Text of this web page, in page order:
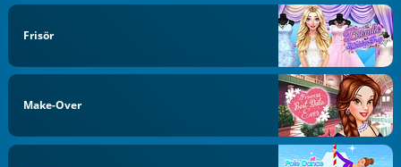
Frisör
Make-Over